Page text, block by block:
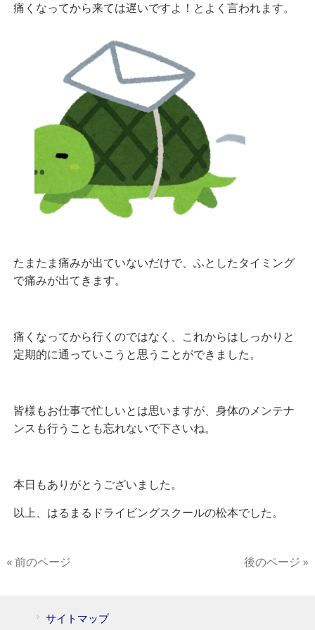
痛くなってから来ては遅いですよ！とよく言われます。
たまたま痛みが出ていないだけで、ふとしたタイミング
で痛みが出てきます。
痛くなってから行くのではなく、これからはしっかりと
定期的に通っていこうと思うことができました。
皆様もお仕事で忙しいとは思いますが、身体のメンテナ
ンスも行うことも忘れないで下さいね。
本日もありがとうございました。
以上、はるまるドライビングスクールの松本でした。
« 前のページ 後のページ »
サイトマップ